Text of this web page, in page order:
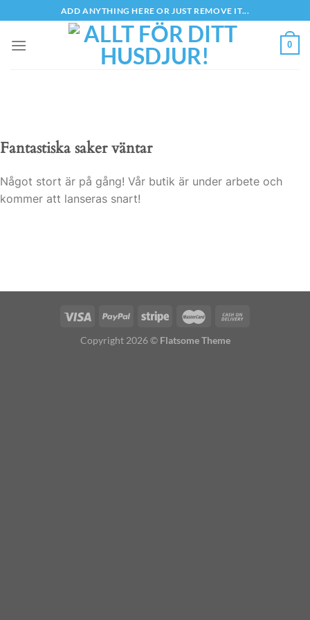
to
content
ADD ANYTHING HERE OR JUST REMOVE IT...
0
Fantastiska saker väntar
Något stort är på gång! Vår butik är under arbete och
kommer att lanseras snart!
Copyright 2026 © Flatsome Theme